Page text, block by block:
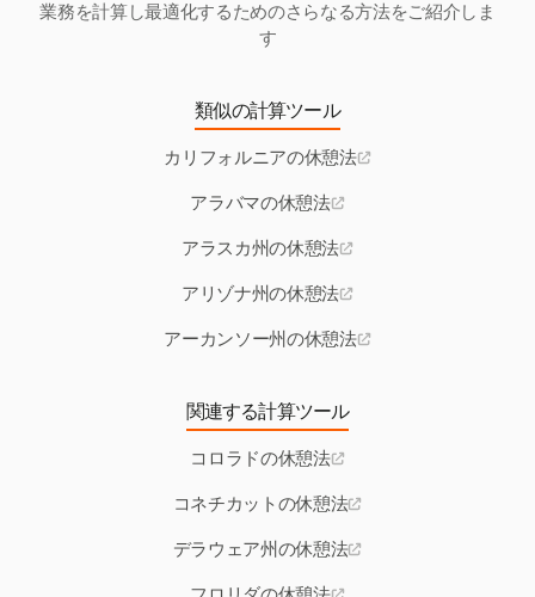
業務を計算し最適化するためのさらなる方法をご紹介しま
す
類似の計算ツール
カリフォルニアの休憩法
アラバマの休憩法
アラスカ州の休憩法
アリゾナ州の休憩法
アーカンソー州の休憩法
関連する計算ツール
コロラドの休憩法
コネチカットの休憩法
デラウェア州の休憩法